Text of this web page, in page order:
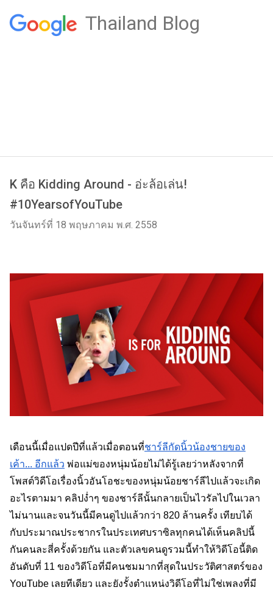
Thailand Blog
K คือ Kidding Around - อ่ะล้อเล่น!
#10YearsofYouTube
วันจันทร์ที่ 18 พฤษภาคม พ.ศ. 2558
เดือนนี้เมื่อแปดปีที่แล้วเมื่อตอนที่ชาร์ลีกัดนิ้วน้องชายของ
เค้า... อีกแล้ว พ่อแม่ของหนุ่มน้อยไม่ได้รู้เลยว่าหลังจากที่
โพสต์วิดีโอเรื่องนิ้วอันโอชะของหนุ่มน้อยชาร์ลีไปแล้วจะเกิด
อะไรตามมา คลิปง่ำๆ ของชาร์ลีนั้นกลายเป็นไวรัลไปในเวลา
ไม่นานและจนวันนี้มีคนดูไปแล้วกว่า 820 ล้านครั้ง เทียบได้
กับประมาณประชากรในประเทศบราซิลทุกคนได้เห็นคลิปนี้
กันคนละสี่ครั้งด้วยกัน และตัวเลขคนดูรวมนี้ทำให้วิดีโอนี้ติด
อันดับที่ 11 ของวิดีโอที่มีคนชมมากที่สุดในประวัติศาสตร์ของ
YouTube เลยทีเดียว และยังรั้งตำแหน่งวิดีโอที่ไม่ใช่เพลงที่มี